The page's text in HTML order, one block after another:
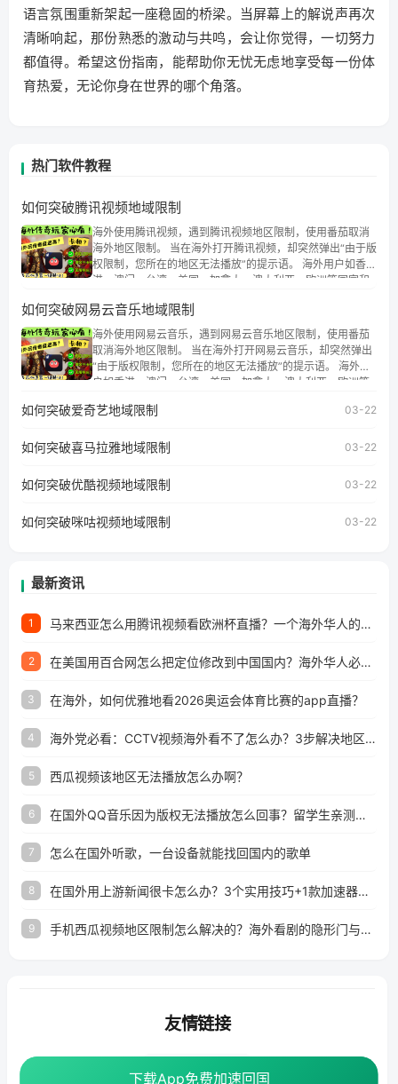
语言氛围重新架起一座稳固的桥梁。当屏幕上的解说声再次
清晰响起，那份熟悉的激动与共鸣，会让你觉得，一切努力
都值得。希望这份指南，能帮助你无忧无虑地享受每一份体
育热爱，无论你身在世界的哪个角落。
热门软件教程
如何突破腾讯视频地域限制
海外使用腾讯视频，遇到腾讯视频地区限制，使用番茄取消
海外地区限制。 当在海外打开腾讯视频，却突然弹出“由于版
权限制，您所在的地区无法播放”的提示语。 海外用户如香
港、澳门、台湾、美国、加拿大、澳大利亚、欧洲等国家和
权限制问题，且仅能在中国大陆地区播放。 遇到这个问题的
朋友们，使用番茄回国加速器，即可解决「海外用户收听腾
讯视频地区版权限制」的问题，无论人在香港、澳门、台
湾、美国、加拿大、澳大利亚、欧洲等国家和地区工作、留
学、定居等，都可以使用，不再因地区和版权限制所困扰。
如何突破网易云音乐地域限制
海外使用网易云音乐，遇到网易云音乐地区限制，使用番茄
取消海外地区限制。 当在海外打开网易云音乐，却突然弹出
“由于版权限制，您所在的地区无法播放”的提示语。 海外用
户如香港、澳门、台湾、美国、加拿大、澳大利亚、欧洲等
地区及版权限制问题，且仅能在中国大陆地区播放。 遇到这
户收听网易云音乐地区版权限制」的问题，无论人在香港、
工作、留学、定居等，都可以使用，不再因地区和版权限制
所困扰。
如何突破爱奇艺地域限制 03-22
如何突破喜马拉雅地域限制 03-22
如何突破优酷视频地域限制 03-22
如何突破咪咕视频地域限制 03-22
最新资讯
1 马来西亚怎么用腾讯视频看欧洲杯直播？一个海外华人的真实困扰与破解
2 在美国用百合网怎么把定位修改到中国国内？海外华人必备的回国加速指南
3 在海外，如何优雅地看2026奥运会体育比赛的app直播？
4 海外党必看：CCTV视频海外看不了怎么办？3步解决地区限制+追剧自由
5 西瓜视频该地区无法播放怎么办啊？
6 在国外QQ音乐因为版权无法播放怎么回事？留学生亲测有效的解决办法
7 怎么在国外听歌，一台设备就能找回国内的歌单
8 在国外用上游新闻很卡怎么办？3个实用技巧+1款加速器解决海外看国内内容难题
9 手机西瓜视频地区限制怎么解决的？海外看剧的隐形门与钥匙
下载App免费加速回国
下载App免费加速回国
友情链接